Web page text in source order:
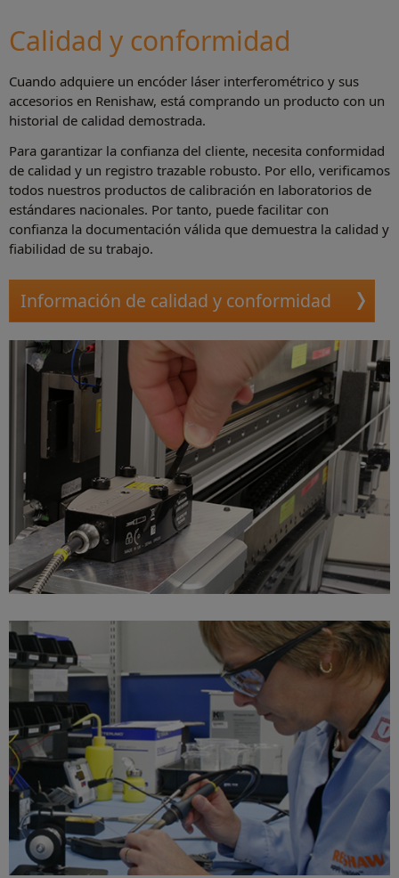
Calidad y conformidad
Cuando adquiere un encóder láser interferométrico y sus
accesorios en Renishaw, está comprando un producto con un
historial de calidad demostrada.
Para garantizar la confianza del cliente, necesita conformidad
de calidad y un registro trazable robusto. Por ello, verificamos
todos nuestros productos de calibración en laboratorios de
estándares nacionales. Por tanto, puede facilitar con
confianza la documentación válida que demuestra la calidad y
fiabilidad de su trabajo.
Información de calidad y conformidad